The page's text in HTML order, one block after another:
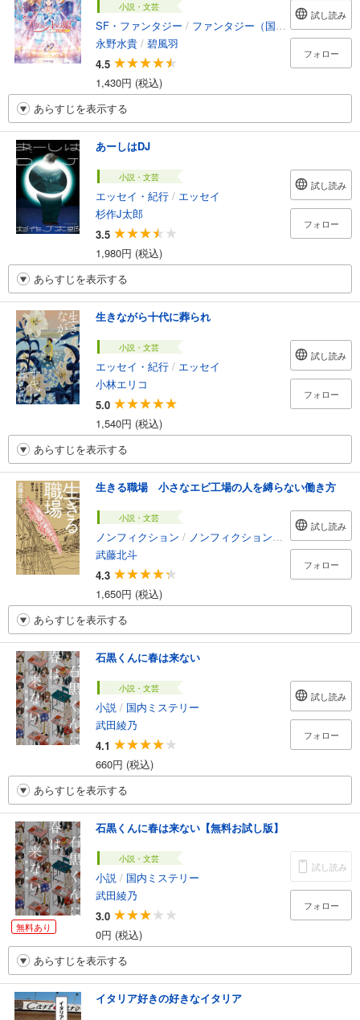
小説・文芸
SF・ファンタジー / ファンタジー（国内）
永野水貴 / 碧風羽
4.5
1,430円 (税込)
試し読み
フォロー
あらすじを表示する
あーしはDJ
小説・文芸
エッセイ・紀行 / エッセイ
杉作J太郎
3.5
1,980円 (税込)
試し読み
フォロー
あらすじを表示する
生きながら十代に葬られ
小説・文芸
エッセイ・紀行 / エッセイ
小林エリコ
5.0
1,540円 (税込)
試し読み
フォロー
あらすじを表示する
生きる職場 小さなエビ工場の人を縛らない働き方
小説・文芸
ノンフィクション / ノンフィクション・ドキュメンタリー
武藤北斗
4.3
1,650円 (税込)
試し読み
フォロー
あらすじを表示する
石黒くんに春は来ない
小説・文芸
小説 / 国内ミステリー
武田綾乃
4.1
660円 (税込)
試し読み
フォロー
あらすじを表示する
無料あり
石黒くんに春は来ない【無料お試し版】
小説・文芸
小説 / 国内ミステリー
武田綾乃
3.0
0円 (税込)
試し読み
フォロー
あらすじを表示する
イタリア好きの好きなイタリア